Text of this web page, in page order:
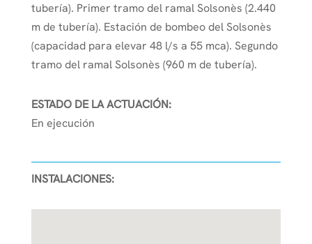
tubería). Primer tramo del ramal Solsonès (2.440
m de tubería). Estación de bombeo del Solsonès
(capacidad para elevar 48 l/s a 55 mca). Segundo
tramo del ramal Solsonès (960 m de tubería).
ESTADO DE LA ACTUACIÓN:
En ejecución
INSTALACIONES: